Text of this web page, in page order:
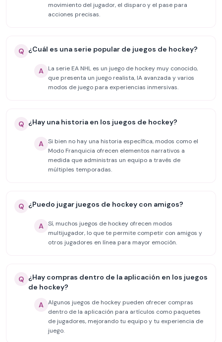
movimiento del jugador, el disparo y el pase para
acciones precisas.
Q ¿Cuál es una serie popular de juegos de hockey?
A
La serie EA NHL es un juego de hockey muy conocido,
que presenta un juego realista, IA avanzada y varios
modos de juego para experiencias inmersivas.
Q ¿Hay una historia en los juegos de hockey?
A Si bien no hay una historia específica, modos como el
Modo Franquicia ofrecen elementos narrativos a
medida que administras un equipo a través de
múltiples temporadas.
Q ¿Puedo jugar juegos de hockey con amigos?
A Sí, muchos juegos de hockey ofrecen modos
multijugador, lo que te permite competir con amigos y
otros jugadores en línea para mayor emoción.
Q ¿Hay compras dentro de la aplicación en los juegos
de hockey?
A Algunos juegos de hockey pueden ofrecer compras
dentro de la aplicación para artículos como paquetes
de jugadores, mejorando tu equipo y tu experiencia de
juego.